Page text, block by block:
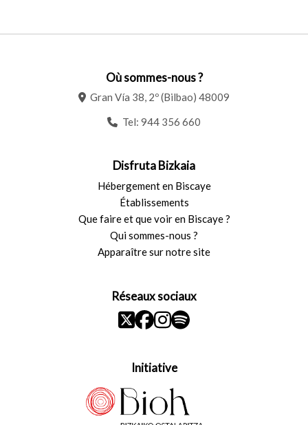
Où sommes-nous ?
Gran Vía 38, 2º (Bilbao) 48009
Tel: 944 356 660
Disfruta Bizkaia
Hébergement en Biscaye
Établissements
Que faire et que voir en Biscaye ?
Qui sommes-nous ?
Apparaître sur notre site
Réseaux sociaux
Initiative